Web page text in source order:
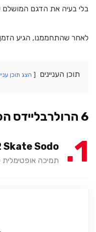
בלי בעיה את הדגם המושלם
לאחר שהתחממנו, הגיע
תוכן העניינים הצג תוכן
6 הרולרבליידס הכי טובים לשנת 2026
1
Skate Sodo
תמיכה אופטימלית